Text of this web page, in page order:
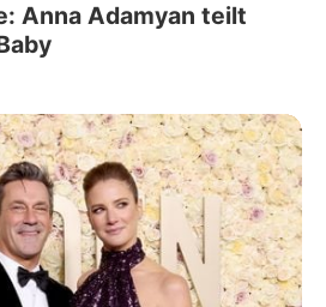
Anna Adamyan teilt